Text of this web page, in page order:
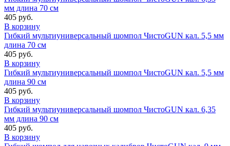
мм длина 70 см
405 руб.
В корзину
Гибкий мультиуниверсальный шомпол ЧистоGUN кал. 5,5 мм
длина 70 см
405 руб.
В корзину
Гибкий мультиуниверсальный шомпол ЧистоGUN кал. 5,5 мм
длина 90 см
405 руб.
В корзину
Гибкий мультиуниверсальный шомпол ЧистоGUN кал. 6,35
мм длина 90 см
405 руб.
В корзину